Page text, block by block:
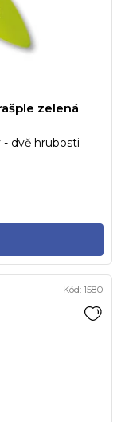
zelená
- dvě hrubosti
Kód: 1580